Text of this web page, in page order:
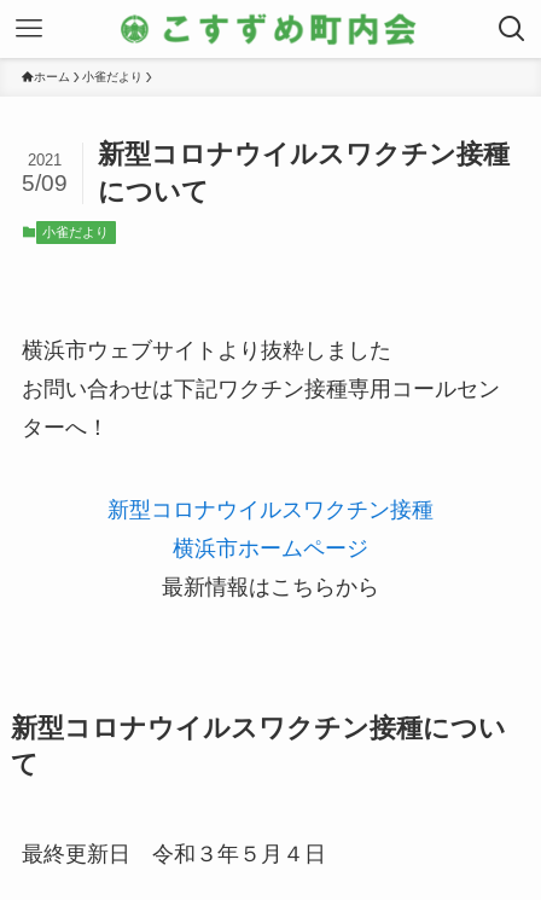
ホーム 小雀だより
新型コロナウイルスワクチン接種
について
2021
5/09
小雀だより
横浜市ウェブサイトより抜粋しました
お問い合わせは下記ワクチン接種専用コールセン
ターへ！
新型コロナウイルスワクチン接種
横浜市ホームページ
最新情報はこちらから
新型コロナウイルスワクチン接種につい
て
最終更新日 令和３年５月４日